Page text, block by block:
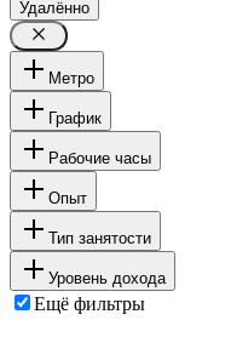
Удалённо
Метро
График
Рабочие часы
Опыт
Тип занятости
Уровень дохода
Ещё фильтры